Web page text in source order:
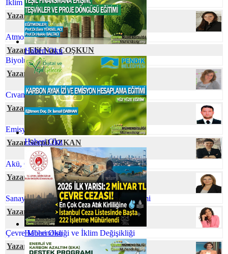
Haberi Oku
Haberi Oku
Haberi Oku
İklim Değişmesine Karşı Talep Hassasiyeti
Yazar Dr. Özge SİVRİOĞLU
Atmosferik Kıyamete Hazır Mıyız?
Yazar Elif Naz COŞKUN
Biyolüminesans: Parıldayan Canlılar
Yazar Neslihan BOYACILAR
Cıvanın Taşınabilir Tür Pillerdeki Öyküsü
Yazar Ferhat ELÇİ
Emisyon Nedir? Emisyon Ölçümü Nedir?
Yazar Serpil ÖZKAN
Akü, Çevre ve Ekonomi
Yazar Rahşan BUKNİ ULUS
Sanayi Kaynaklı Tehlikeli Atıkların Yönetimi
Yazar Dilek AŞAN
Çevre Mühendisliği ve İklim Değişikliği
Yazar İlkim YİĞİT